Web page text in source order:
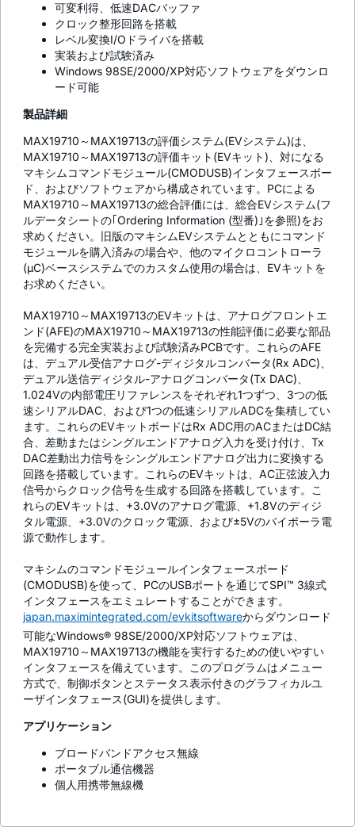
可変利得、低速DACバッファ
クロック整形回路を搭載
レベル変換I/Oドライバを搭載
実装および試験済み
Windows 98SE/2000/XP対応ソフトウェアをダウンロ
ード可能
製品詳細
MAX19710～MAX19713の評価システム(EVシステム)は、
MAX19710～MAX19713の評価キット(EVキット)、対になる
マキシムコマンドモジュール(CMODUSB)インタフェースボー
ド、およびソフトウェアから構成されています。PCによる
MAX19710～MAX19713の総合評価には、総合EVシステム(フ
ルデータシートの｢Ordering Information (型番)｣を参照)をお
求めください。旧版のマキシムEVシステムとともにコマンド
モジュールを購入済みの場合や、他のマイクロコントローラ
(µC)ベースシステムでのカスタム使用の場合は、EVキットを
お求めください。
MAX19710～MAX19713のEVキットは、アナログフロントエ
ンド(AFE)のMAX19710～MAX19713の性能評価に必要な部品
を完備する完全実装および試験済みPCBです。これらのAFE
は、デュアル受信アナログ-ディジタルコンバータ(Rx ADC)、
デュアル送信ディジタル-アナログコンバータ(Tx DAC)、
1.024Vの内部電圧リファレンスをそれぞれ1つずつ、3つの低
速シリアルDAC、および1つの低速シリアルADCを集積してい
ます。これらのEVキットボードはRx ADC用のACまたはDC結
合、差動またはシングルエンドアナログ入力を受け付け、Tx
DAC差動出力信号をシングルエンドアナログ出力に変換する
回路を搭載しています。これらのEVキットは、AC正弦波入力
信号からクロック信号を生成する回路を搭載しています。こ
れらのEVキットは、+3.0Vのアナログ電源、+1.8Vのディジ
タル電源、+3.0Vのクロック電源、および±5Vのバイポーラ電
源で動作します。
マキシムのコマンドモジュールインタフェースボード
(CMODUSB)を使って、PCのUSBポートを通じてSPI™ 3線式
インタフェースをエミュレートすることができます。
japan.maximintegrated.com/evkitsoftwareからダウンロード
可能なWindows® 98SE/2000/XP対応ソフトウェアは、
MAX19710～MAX19713の機能を実行するための使いやすい
インタフェースを備えています。このプログラムはメニュー
方式で、制御ボタンとステータス表示付きのグラフィカルユ
ーザインタフェース(GUI)を提供します。
アプリケーション
ブロードバンドアクセス無線
ポータブル通信機器
個人用携帯無線機